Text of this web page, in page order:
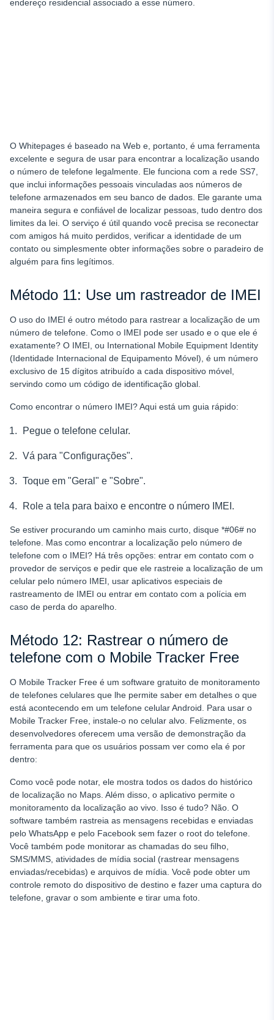
endereço residencial associado a esse número.
O Whitepages é baseado na Web e, portanto, é uma ferramenta
excelente e segura de usar para encontrar a localização usando
o número de telefone legalmente. Ele funciona com a rede SS7,
que inclui informações pessoais vinculadas aos números de
telefone armazenados em seu banco de dados. Ele garante uma
maneira segura e confiável de localizar pessoas, tudo dentro dos
limites da lei. O serviço é útil quando você precisa se reconectar
com amigos há muito perdidos, verificar a identidade de um
contato ou simplesmente obter informações sobre o paradeiro de
alguém para fins legítimos.
Método 11: Use um rastreador de IMEI
O uso do IMEI é outro método para rastrear a localização de um
número de telefone. Como o IMEI pode ser usado e o que ele é
exatamente? O IMEI, ou International Mobile Equipment Identity
(Identidade Internacional de Equipamento Móvel), é um número
exclusivo de 15 dígitos atribuído a cada dispositivo móvel,
servindo como um código de identificação global.
Como encontrar o número IMEI? Aqui está um guia rápido:
Pegue o telefone celular.
Vá para "Configurações".
Toque em "Geral" e "Sobre".
Role a tela para baixo e encontre o número IMEI.
Se estiver procurando um caminho mais curto, disque *#06# no
telefone. Mas como encontrar a localização pelo número de
telefone com o IMEI? Há três opções: entrar em contato com o
provedor de serviços e pedir que ele rastreie a localização de um
celular pelo número IMEI, usar aplicativos especiais de
rastreamento de IMEI ou entrar em contato com a polícia em
caso de perda do aparelho.
Método 12: Rastrear o número de
telefone com o Mobile Tracker Free
O Mobile Tracker Free é um software gratuito de monitoramento
de telefones celulares que lhe permite saber em detalhes o que
está acontecendo em um telefone celular Android. Para usar o
Mobile Tracker Free, instale-o no celular alvo. Felizmente, os
desenvolvedores oferecem uma versão de demonstração da
ferramenta para que os usuários possam ver como ela é por
dentro:
Como você pode notar, ele mostra todos os dados do histórico
de localização no Maps. Além disso, o aplicativo permite o
monitoramento da localização ao vivo. Isso é tudo? Não. O
software também rastreia as mensagens recebidas e enviadas
pelo WhatsApp e pelo Facebook sem fazer o root do telefone.
Você também pode monitorar as chamadas do seu filho,
SMS/MMS, atividades de mídia social (rastrear mensagens
enviadas/recebidas) e arquivos de mídia. Você pode obter um
controle remoto do dispositivo de destino e fazer uma captura do
telefone, gravar o som ambiente e tirar uma foto.